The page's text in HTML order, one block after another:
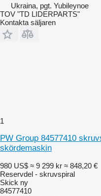
Ukraina, pgt. Yubileynoe
TOV "TD LIDERPARTS"
Kontakta säljaren
1
PW Group 84577410
skördemaskin
980 US$ ≈ 9 299 kr ≈ 848,20 €
Reservdel - skruvspiral
Skick ny
84577410